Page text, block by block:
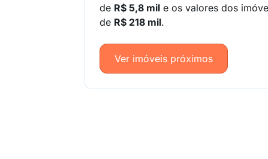
de R$ 5,8 mil e os valores dos
de R$ 218 mil.
Ver imóveis próximos